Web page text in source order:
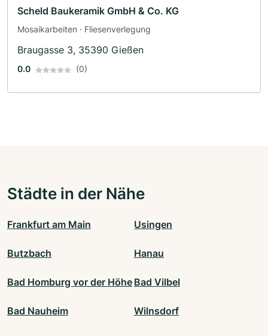
Scheld Baukeramik GmbH & Co. KG
Mosaikarbeiten · Fliesenverlegung
Braugasse 3, 35390 Gießen
0.0 (0)
Städte in der Nähe
Frankfurt am Main Usingen
Butzbach Hanau
Bad Homburg vor der Höhe Bad Vilbel
Bad Nauheim Wilnsdorf